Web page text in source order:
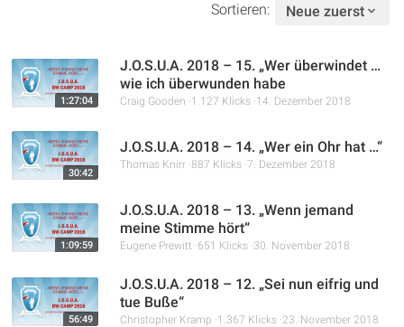
Sortieren: Neue zuerst
1:27:04
J.O.S.U.A. 2018 – 15. „Wer überwindet …
wie ich überwunden habe
Craig Gooden 1.127 Klicks 14. Dezember 2018
30:42
J.O.S.U.A. 2018 – 14. „Wer ein Ohr hat …“
Thomas Knirr 887 Klicks 7. Dezember 2018
1:09:59
J.O.S.U.A. 2018 – 13. „Wenn jemand
meine Stimme hört“
Eugene Prewitt 651 Klicks 30. November 2018
56:49
J.O.S.U.A. 2018 – 12. „Sei nun eifrig und
tue Buße“
Christopher Kramp 1.367 Klicks 23. November 2018